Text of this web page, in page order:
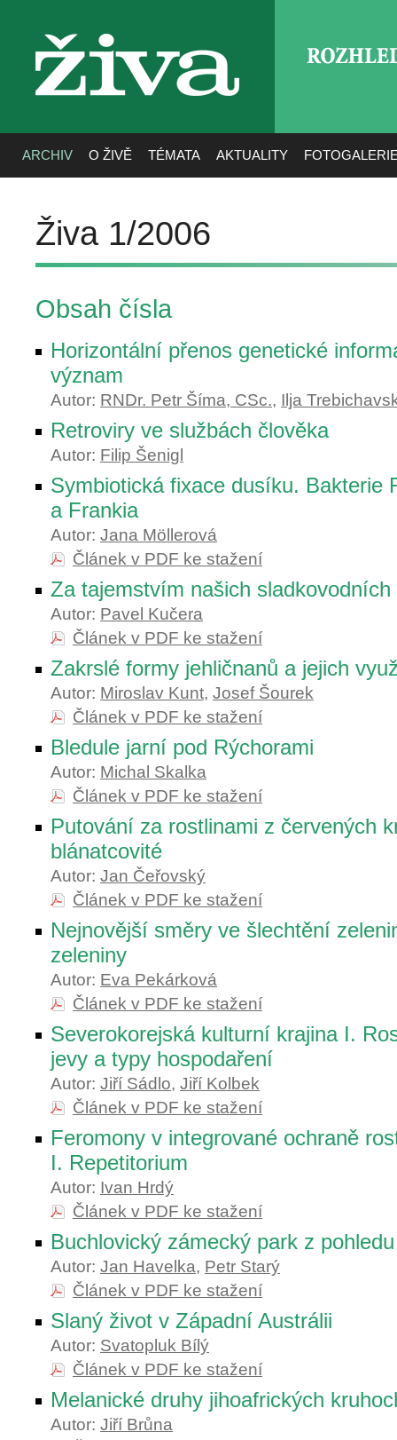
živa
ARCHIV O ŽIVĚ TÉMATA AKTUALITY
Živa 1/2006
Obsah čísla
Horizontální přenos genetické
význam
Autor: RNDr. Petr Šíma, CSc., Ilja
Retroviry ve službách člověka
Autor: Filip Šenigl
Symbiotická fixace dusíku. Bakterie
a Frankia
Autor: Jana Möllerová
Článek v PDF ke stažení
Za tajemstvím našich sladkovodních
Autor: Pavel Kučera
Článek v PDF ke stažení
Zakrslé formy jehličnanů a jejich
Autor: Miroslav Kunt, Josef Šourek
Článek v PDF ke stažení
Bledule jarní pod Rýchorami
Autor: Michal Skalka
Článek v PDF ke stažení
Putování za rostlinami z červených
blánatcovité
Autor: Jan Čeřovský
Článek v PDF ke stažení
Nejnovější směry ve šlechtění
zeleniny
Autor: Eva Pekárková
Článek v PDF ke stažení
Severokorejská kulturní krajina I.
jevy a typy hospodaření
Autor: Jiří Sádlo, Jiří Kolbek
Článek v PDF ke stažení
Feromony v integrované ochraně
I. Repetitorium
Autor: Ivan Hrdý
Článek v PDF ke stažení
Buchlovický zámecký park z
Autor: Jan Havelka, Petr Starý
Článek v PDF ke stažení
Slaný život v Západní Austrálii
Autor: Svatopluk Bílý
Článek v PDF ke stažení
Melanické druhy jihoafrických
Autor: Jiří Brůna